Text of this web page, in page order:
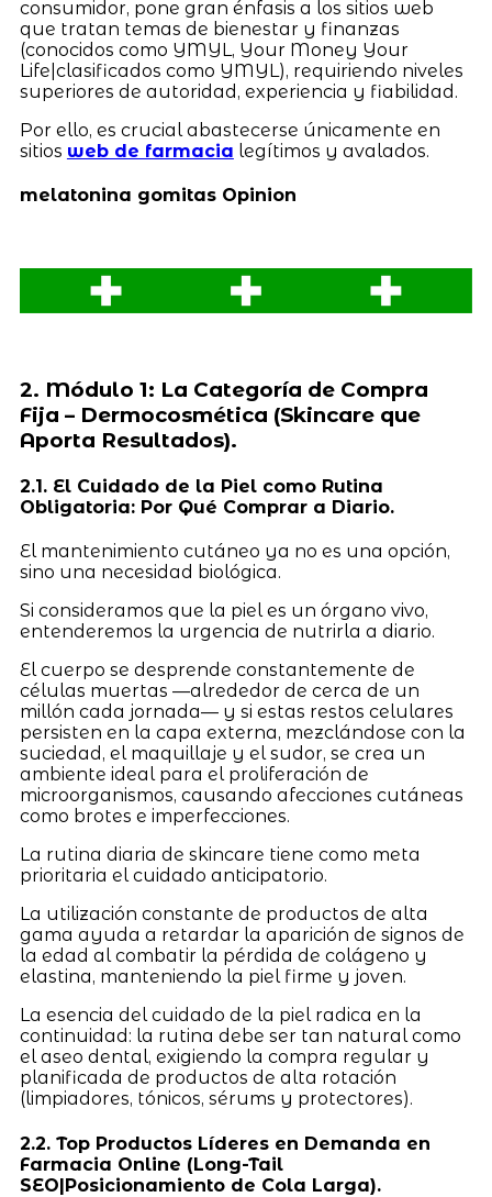
consumidor, pone gran énfasis a los sitios web
que tratan temas de bienestar y finanzas
(conocidos como YMYL, Your Money Your
Life|clasificados como YMYL), requiriendo niveles
superiores de autoridad, experiencia y fiabilidad.
Por ello, es crucial abastecerse únicamente en
sitios web de farmacia legítimos y avalados.
melatonina gomitas Opinion
2. Módulo 1: La Categoría de Compra
Fija – Dermocosmética (Skincare que
Aporta Resultados).
2.1. El Cuidado de la Piel como Rutina
Obligatoria: Por Qué Comprar a Diario.
El mantenimiento cutáneo ya no es una opción,
sino una necesidad biológica.
Si consideramos que la piel es un órgano vivo,
entenderemos la urgencia de nutrirla a diario.
El cuerpo se desprende constantemente de
células muertas —alrededor de cerca de un
millón cada jornada— y si estas restos celulares
persisten en la capa externa, mezclándose con la
suciedad, el maquillaje y el sudor, se crea un
ambiente ideal para el proliferación de
microorganismos, causando afecciones cutáneas
como brotes e imperfecciones.
La rutina diaria de skincare tiene como meta
prioritaria el cuidado anticipatorio.
La utilización constante de productos de alta
gama ayuda a retardar la aparición de signos de
la edad al combatir la pérdida de colágeno y
elastina, manteniendo la piel firme y joven.
La esencia del cuidado de la piel radica en la
continuidad: la rutina debe ser tan natural como
el aseo dental, exigiendo la compra regular y
planificada de productos de alta rotación
(limpiadores, tónicos, sérums y protectores).
2.2. Top Productos Líderes en Demanda en
Farmacia Online (Long-Tail
SEO|Posicionamiento de Cola Larga).